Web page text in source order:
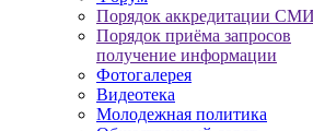
Порядок аккредитации СМИ
Порядок приёма запросов
получение информации
Фотогалерея
Видеотека
Молодежная политика